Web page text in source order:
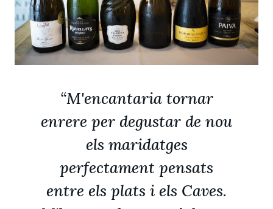
“M'encantaria tornar
enrere per degustar de nou
els maridatges
perfectament pensats
entre els plats i els Caves.